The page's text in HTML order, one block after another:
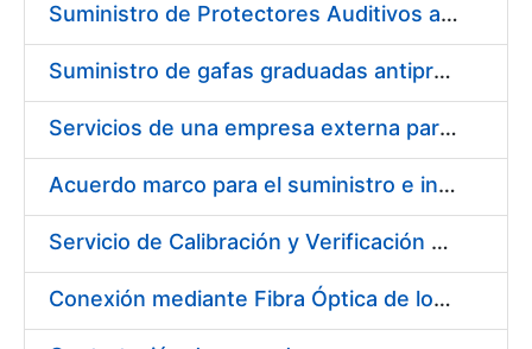
Suministro de Protectores Auditivos a medida para las personas trabajadoras de los Centros de Trabajo de Madrid y Burgos
Suministro de gafas graduadas antiproyecciones para los trabajadores de la FNMT-RCM en los centros de trabajo de Madrid y Burgos
Servicios de una empresa externa para el asesoramiento y resolución de los recursos de alzada que se presentan relacionados con procesos de selección para la FNMT-RCM
Acuerdo marco para el suministro e instalación de persianas, estores y otros complementos
Servicio de Calibración y Verificación Externa de los Equipos de Medición del Servicio de Prevención de la FNMT-RCM
Conexión mediante Fibra Óptica de los Centros de Proceso de Datos (CPDs) de las sedes de la FNMT-RCM de Burgos y Madrid